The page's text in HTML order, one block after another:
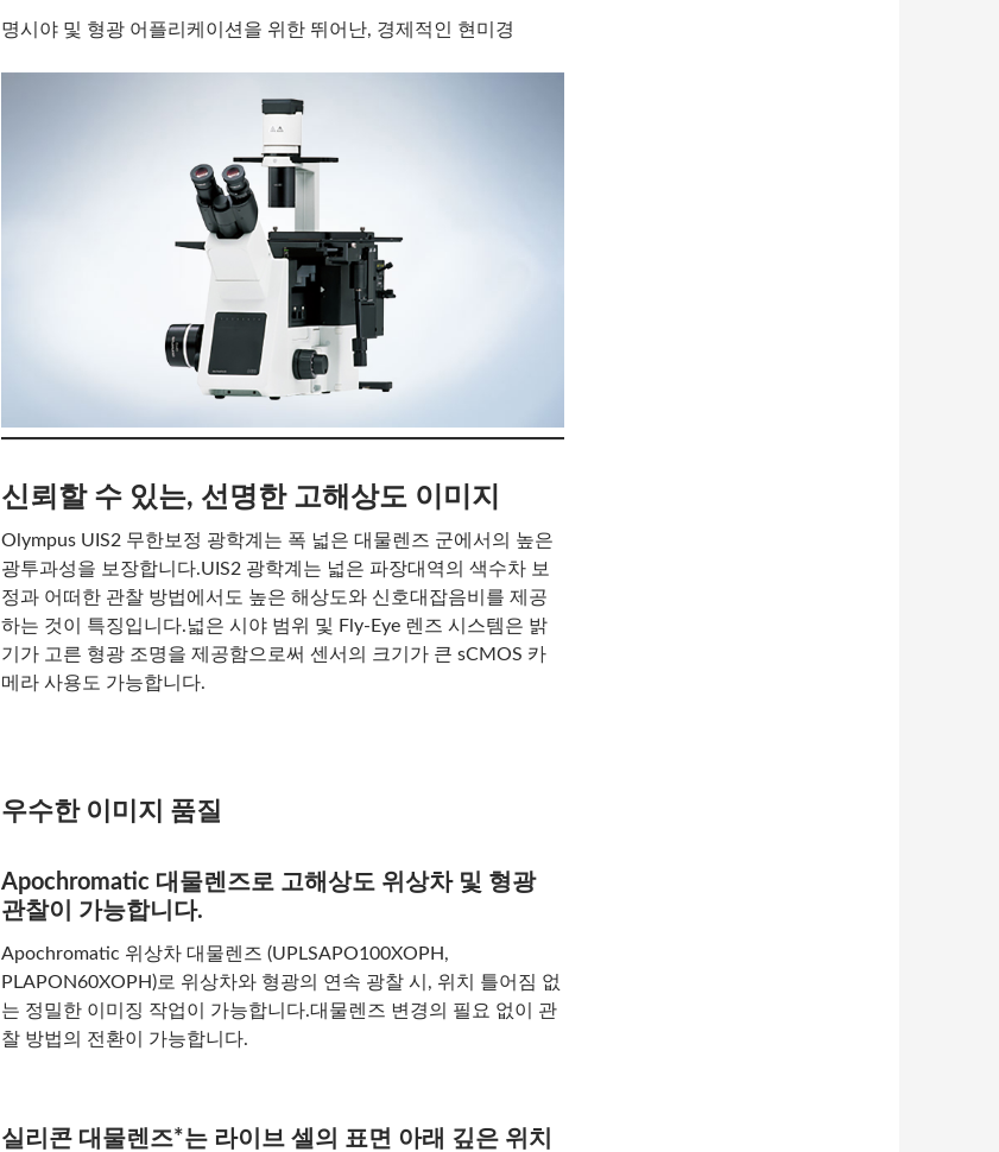
명시야 및 형광 어플리케이션을 위한 뛰어난, 경제적인 현미경
신뢰할 수 있는, 선명한 고해상도 이미지
Olympus UIS2 무한보정 광학계는 폭 넓은 대물렌즈 군에서의 높은
광투과성을 보장합니다.UIS2 광학계는 넓은 파장대역의 색수차 보
정과 어떠한 관찰 방법에서도 높은 해상도와 신호대잡음비를 제공
하는 것이 특징입니다.넓은 시야 범위 및 Fly-Eye 렌즈 시스템은 밝
기가 고른 형광 조명을 제공함으로써 센서의 크기가 큰 sCMOS 카
메라 사용도 가능합니다.
우수한 이미지 품질
Apochromatic 대물렌즈로 고해상도 위상차 및 형광
관찰이 가능합니다.
Apochromatic 위상차 대물렌즈 (UPLSAPO100XOPH,
PLAPON60XOPH)로 위상차와 형광의 연속 광찰 시, 위치 틀어짐 없
는 정밀한 이미징 작업이 가능합니다.대물렌즈 변경의 필요 없이 관
찰 방법의 전환이 가능합니다.
실리콘 대물렌즈*는 라이브 셀의 표면 아래 깊은 위치